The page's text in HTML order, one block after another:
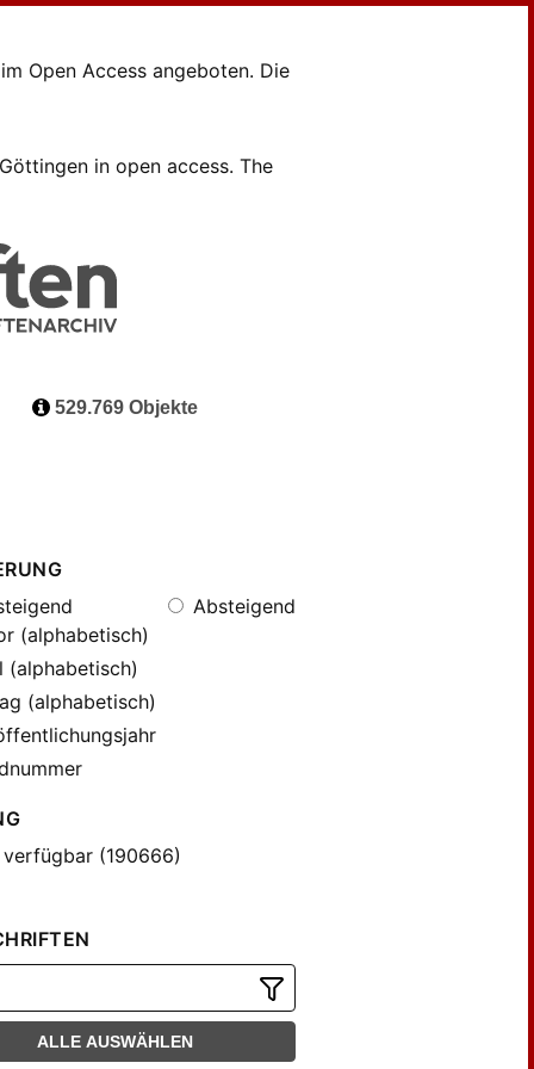
Open Access angeboten. Die
in open access. The
529.769 Objekte
Absteigend
(alphabetisch)
(alphabetisch)
(alphabetisch)
verfügbar (190666)
ALLE AUSWÄHLEN